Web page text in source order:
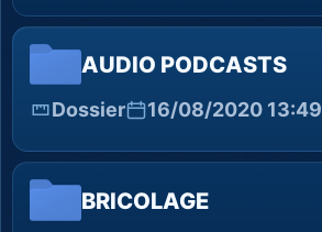
AUDIO PODCASTS
Dossier 16/08/2020 13:49
BRICOLAGE